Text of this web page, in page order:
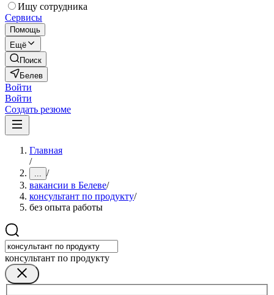
Ищу сотрудника
Сервисы
Помощь
Ещё
Поиск
Белев
Войти
Войти
Создать резюме
Главная
/
... /
вакансии в Белеве/
консультант по продукту/
без опыта работы
консультант по продукту